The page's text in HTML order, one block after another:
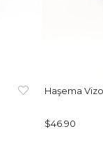
Haşema
$46.90